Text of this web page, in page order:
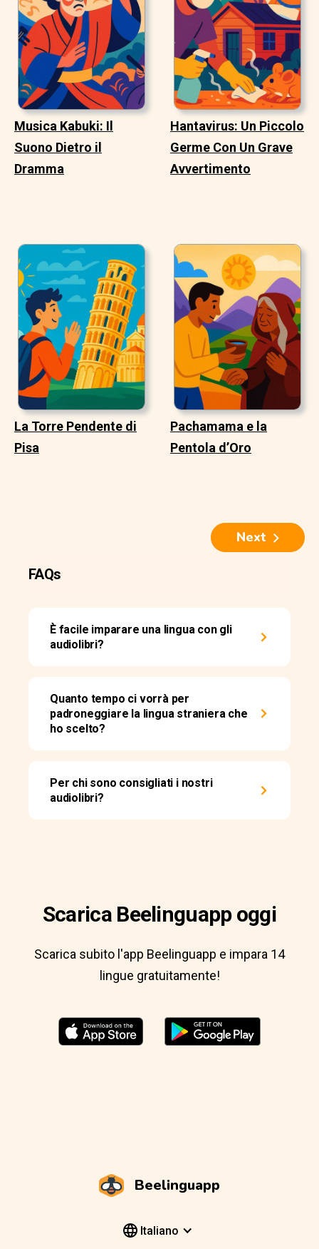
Musica Kabuki: Il
Suono Dietro il
Dramma
Hantavirus: Un Piccolo
Germe Con Un Grave
Avvertimento
La Torre Pendente di
Pisa
Pachamama e la
Pentola d’Oro
Next
FAQs
È facile imparare una lingua con gli
audiolibri?
Quanto tempo ci vorrà per
padroneggiare la lingua straniera che
ho scelto?
Per chi sono consigliati i nostri
audiolibri?
Scarica Beelinguapp oggi
Scarica subito l'app Beelinguapp e impara 14
lingue gratuitamente!
Beelinguapp
Italiano